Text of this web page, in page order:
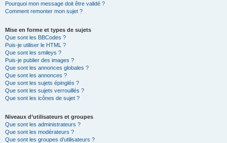
Pourquoi mon message doit être validé ?
Comment remonter mon sujet ?
Mise en forme et types de sujets
Que sont les BBCodes ?
Puis-je utiliser le HTML ?
Que sont les smileys ?
Puis-je publier des images ?
Que sont les annonces globales ?
Que sont les annonces ?
Que sont les sujets épinglés ?
Que sont les sujets verrouillés ?
Que sont les icônes de sujet ?
Niveaux d’utilisateurs et groupes
Que sont les administrateurs ?
Que sont les modérateurs ?
Que sont les groupes d’utilisateurs ?